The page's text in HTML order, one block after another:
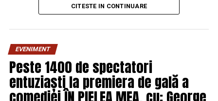
pavilionul și de ce condiții meteo ai de înfruntat.
materialului mai mult decât
crezi
Multe persoane tratează cadrul metalic al unui pavilion
CITESTE IN CONTINUARE
EVENIMENT
Peste 1400 de spectatori
entuziaști la premiera de gală a
comediei ÎN PIELEA MEA, cu: George